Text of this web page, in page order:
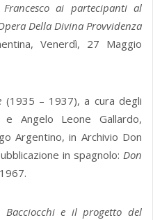
ai partecipanti al
Della Divina Provvidenza
Venerdì, 27 Maggio
(1935 – 1937), a cura degli
Angelo Leone Gallardo,
Argentino, in Archivio Don
in spagnolo: Don
Bacciocchi e il progetto del